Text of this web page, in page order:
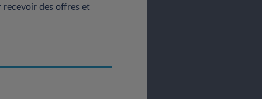
recevoir des offres et